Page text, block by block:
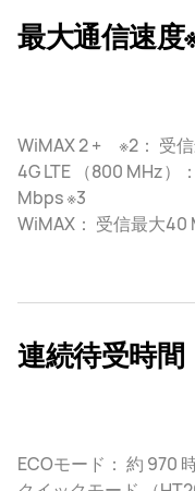
最大通信速度
WiMAX 2 + ※2： 受
4G LTE （800 MHz）
Mbps ※3
WiMAX： 受信最大40
連続待受時間
ECOモード： 約 970